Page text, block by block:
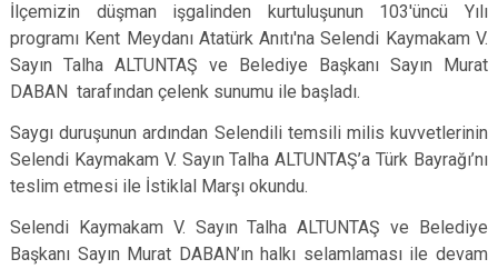
Kula
İlçemizin düşman işgalinden kurtuluşunun 103'üncü Yılı
programı Kent Meydanı Atatürk Anıtı'na Selendi Kaymakam V.
Sayın Talha ALTUNTAŞ ve Belediye Başkanı Sayın Murat
DABAN tarafından çelenk sunumu ile başladı.
Saygı duruşunun ardından Selendili temsili milis kuvvetlerinin
Selendi Kaymakam V. Sayın Talha ALTUNTAŞ’a Türk Bayrağı’nı
teslim etmesi ile İstiklal Marşı okundu.
Selendi Kaymakam V. Sayın Talha ALTUNTAŞ ve Belediye
Başkanı Sayın Murat DABAN’ın halkı selamlaması ile devam